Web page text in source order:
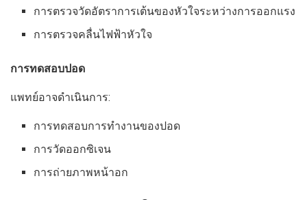
การตรวจวัดอัตราการเต้นของหัวใจระหว่างการออกแรง
การตรวจคลื่นไฟฟ้าหัวใจ
การทดสอบปอด
แพทย์อาจดำเนินการ:
การทดสอบการทำงานของปอด
การวัดออกซิเจน
การถ่ายภาพหน้าอก